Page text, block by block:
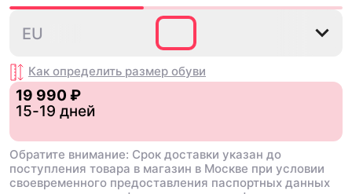
38
EU
Как определить размер обуви
19 990 ₽
15-19 дней
Обратите внимание: Срок доставки указан до
поступления товара в магазин в Москве при условии
своевременного предоставления паспортных данных